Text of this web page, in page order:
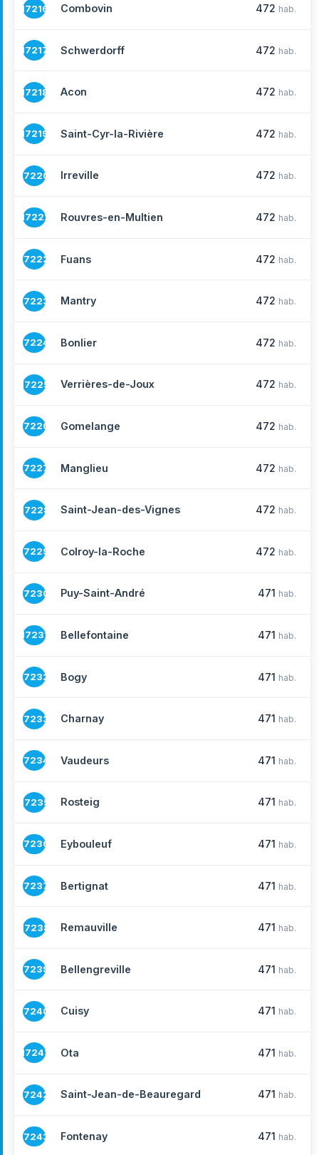
17216 Combovin 472 hab.
17217 Schwerdorff 472 hab.
17218 Acon 472 hab.
17219 Saint-Cyr-la-Rivière 472 hab.
17220 Irreville 472 hab.
17221 Rouvres-en-Multien 472 hab.
17222 Fuans 472 hab.
17223 Mantry 472 hab.
17224 Bonlier 472 hab.
17225 Verrières-de-Joux 472 hab.
17226 Gomelange 472 hab.
17227 Manglieu 472 hab.
17228 Saint-Jean-des-Vignes 472 hab.
17229 Colroy-la-Roche 472 hab.
17230 Puy-Saint-André 471 hab.
17231 Bellefontaine 471 hab.
17232 Bogy 471 hab.
17233 Charnay 471 hab.
17234 Vaudeurs 471 hab.
17235 Rosteig 471 hab.
17236 Eybouleuf 471 hab.
17237 Bertignat 471 hab.
17238 Remauville 471 hab.
17239 Bellengreville 471 hab.
17240 Cuisy 471 hab.
17241 Ota 471 hab.
17242 Saint-Jean-de-Beauregard 471 hab.
17243 Fontenay 471 hab.